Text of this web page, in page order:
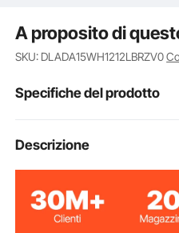
A proposito di
SKU: DLADA15WH1212LBRZV0
Specifiche del prodotto
Modello
5
Descrizione